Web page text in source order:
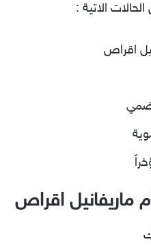
الاتية :
اقراص
ماريفانيل اقراص